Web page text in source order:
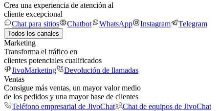
Crea una experiencia de atención al
cliente excepcional
Chat para sitios
Chatbot WhatsApp Instagram Telegram
Todos los canales
Marketing
Transforma el tráfico en
clientes potenciales cualificados
JivoMarketing
Devolución de llamadas
Ventas
Consigue más ventas, un mayor valor medio
de los pedidos y una mayor base de clientes
Teléfono empresarial de JivoChat
Chat de equipos de JivoChat